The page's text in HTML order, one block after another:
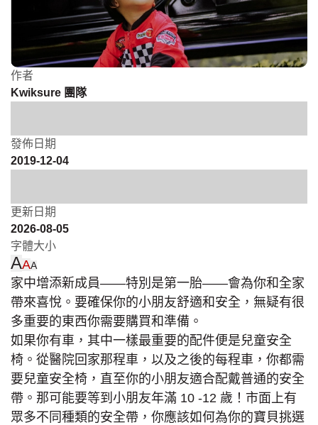
作者
Kwiksure 團隊
發佈日期
2019-12-04
更新日期
2026-08-05
字體大小
AAA
家中增添新成員——特別是第一胎——會為你和全家
帶來喜悅。要確保你的小朋友舒適和安全，無疑有很
多重要的東西你需要購買和準備。
如果你有車，其中一樣最重要的配件便是兒童安全
椅。從醫院回家那程車，以及之後的每程車，你都需
要兒童安全椅，直至你的小朋友適合配戴普通的安全
帶。那可能要等到小朋友年滿 10 -12 歲！市面上有
眾多不同種類的安全帶，你應該如何為你的寶貝挑選